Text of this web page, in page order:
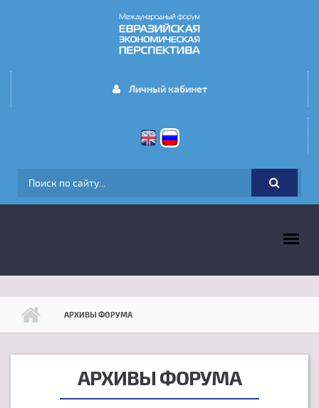
Личный кабинет
ФОРМА ПОИСКА
АРХИВЫ ФОРУМА
АРХИВЫ ФОРУМА